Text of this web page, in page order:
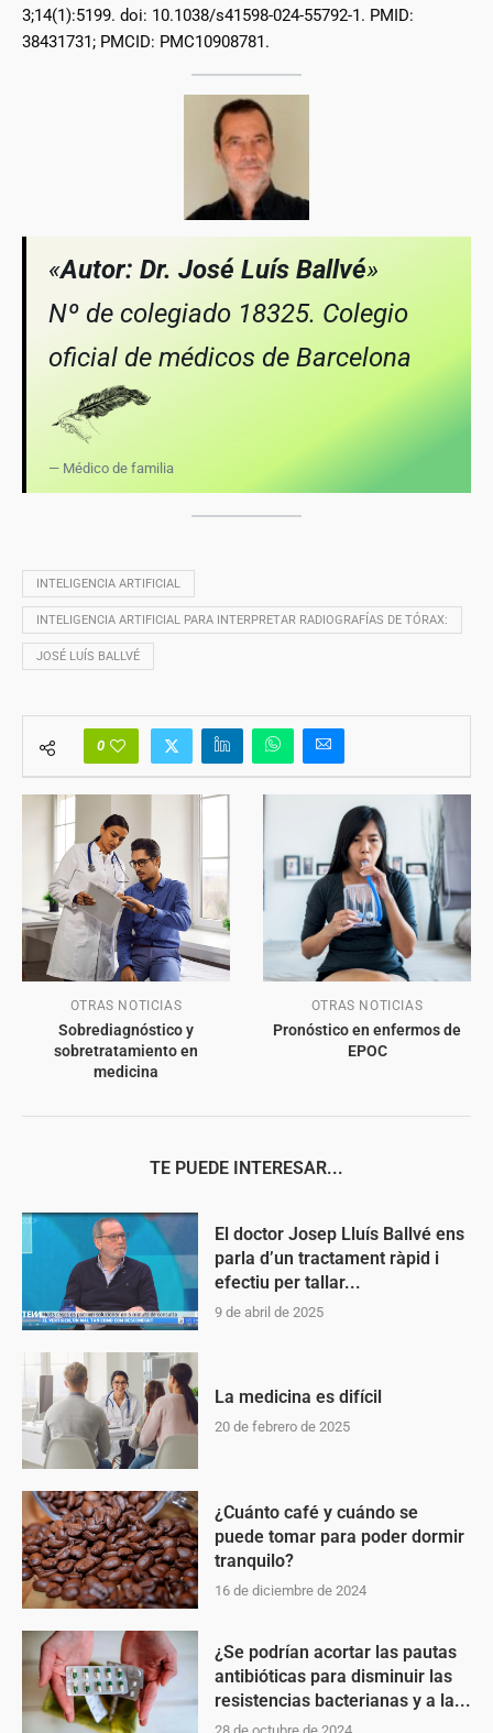
3;14(1):5199. doi: 10.1038/s41598-024-55792-1. PMID:
38431731; PMCID: PMC10908781.
«Autor: Dr. José Luís Ballvé»
Nº de colegiado 18325. Colegio
oficial de médicos de Barcelona
— Médico de familia
INTELIGENCIA ARTIFICIAL
INTELIGENCIA ARTIFICIAL PARA INTERPRETAR RADIOGRAFÍAS DE TÓRAX:
JOSÉ LUÍS BALLVÉ
0
OTRAS NOTICIAS
Sobrediagnóstico y
sobretratamiento en
medicina
OTRAS NOTICIAS
Pronóstico en enfermos de
EPOC
TE PUEDE INTERESAR...
El doctor Josep Lluís Ballvé ens
parla d’un tractament ràpid i
efectiu per tallar...
9 de abril de 2025
La medicina es difícil
20 de febrero de 2025
¿Cuánto café y cuándo se
puede tomar para poder dormir
tranquilo?
16 de diciembre de 2024
¿Se podrían acortar las pautas
antibióticas para disminuir las
resistencias bacterianas y a la...